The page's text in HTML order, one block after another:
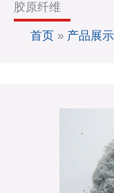
胶原纤维
首页 » 产品展示